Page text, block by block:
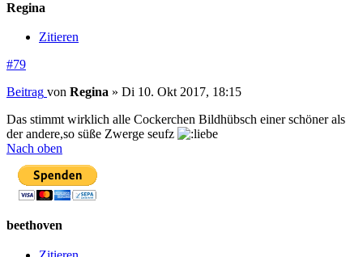
Regina
Zitieren
#79
Beitrag von Regina » Di 10. Okt 2017, 18:15
Das stimmt wirklich alle Cockerchen Bildhübsch einer schöner als
der andere,so süße Zwerge seufz
Nach oben
beethoven